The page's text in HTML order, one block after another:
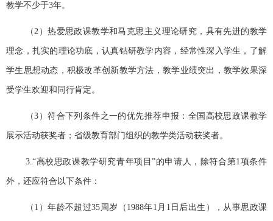
教学不少于3年。
（2 ）热爱思政课教学和马克思主义理论研究，具有先进的教学
理念，扎实的理论功底，认真钻研教学内容，经常性深入学生，了解
学生思想动态，积极改革创新教学方法，教学业绩突出，教学效果深
受学生欢迎和同行肯定。
（3 ）符合下列条件之一的优先推荐申报：全国高校思政课教学
展示活动获奖者；省级教育部门组织的教学类活动获奖者。
3.“高校思政课教学研究青年项目”的申请人，除符合第1项条件
外，还应符合以下条件：
（1 ）年龄不超过35周岁（ 1988年1 月 1 日后出生），从事思政课